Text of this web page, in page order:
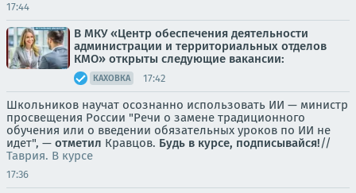
17:44
В МКУ «Центр обеспечения деятельности
администрации и территориальных отделов
КМО» открыты следующие вакансии:
КАХОВКА 17:42
Школьников научат осознанно использовать ИИ — министр
просвещения России "Речи о замене традиционного
обучения или о введении обязательных уроков по ИИ не
идет", — отметил Кравцов. Будь в курсе, подписывайся!//
Таврия. В курсе
17:36